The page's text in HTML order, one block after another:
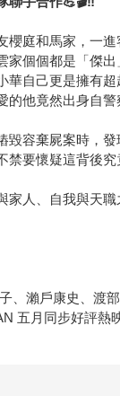
櫻庭和馬家，一
家個個都是「傑
華自己更是擁有
的他竟然出身自
毀容棄屍案時，
禁要懷疑這背後
家人、自我與天職
、瀨戶康史、渡
五月同步好評熱